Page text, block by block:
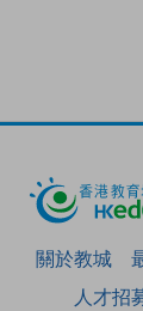
關於教城
人才招